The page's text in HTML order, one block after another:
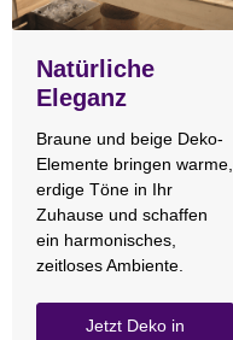
Natürliche
Eleganz
Braune und beige Deko-
Elemente bringen warme,
erdige Töne in Ihr
Zuhause und schaffen
ein harmonisches,
zeitloses Ambiente.
Jetzt Deko in